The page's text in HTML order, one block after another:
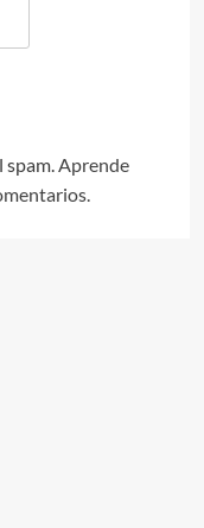
spam.Aprende